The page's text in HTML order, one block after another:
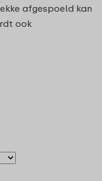
afgespoeld kan
ook